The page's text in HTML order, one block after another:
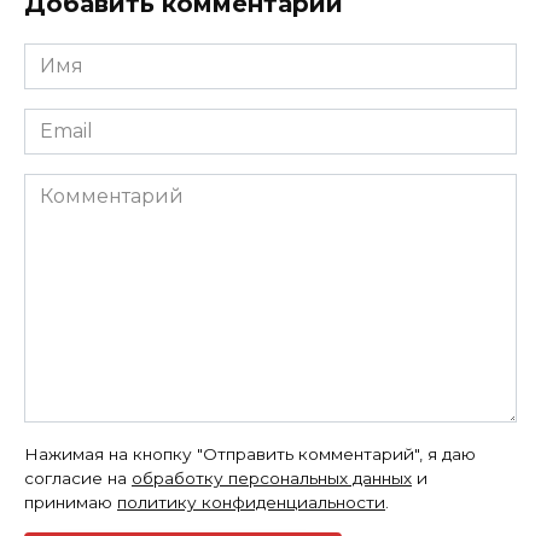
Имя
*
Email
*
Комментарий
Нажимая на кнопку "Отправить комментарий", я даю
согласие на обработку персональных данных и
принимаю политику конфиденциальности.